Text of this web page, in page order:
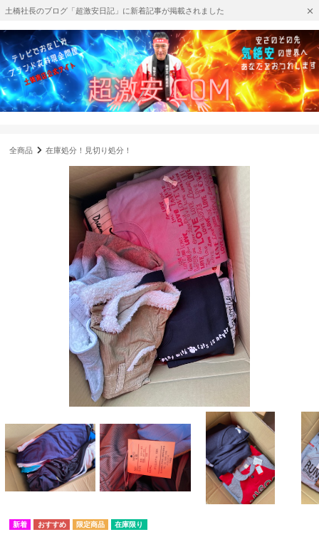
土橋社長のブログ「超激安日記」に新着記事が掲載されました
全商品 在庫処分！見切り処分！
在庫限り